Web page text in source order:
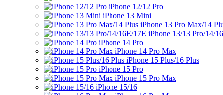
iPhone 12/12 Pro
iPhone 13 Mini
iPhone 13 Pro Max/14
iPhone 13/13 Pro/14/
iPhone 14 Pro
iPhone 14 Pro Max
iPhone 15 Plus/16 Plus
iPhone 15 Pro
iPhone 15 Pro Max
iPhone 15/16